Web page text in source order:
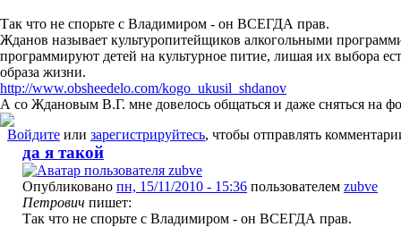
Так что не спорьте с Владимиром - он ВСЕГДА прав.
Жданов называет культуропитейщиков алкогольными
программируют детей на культурное питие, лишая их выбора
образа жизни.
http://www.obsheedelo.com/kogo_ukusil_shdanov
А со Ждановым В.Г. мне довелось общаться и даже сняться на
Войдите или зарегистрируйтесь, чтобы отправлять
да я такой
Опубликовано пн, 15/11/2010 - 15:36 пользователем zubve
Петрович пишет:
Так что не спорьте с Владимиром - он ВСЕГДА прав.